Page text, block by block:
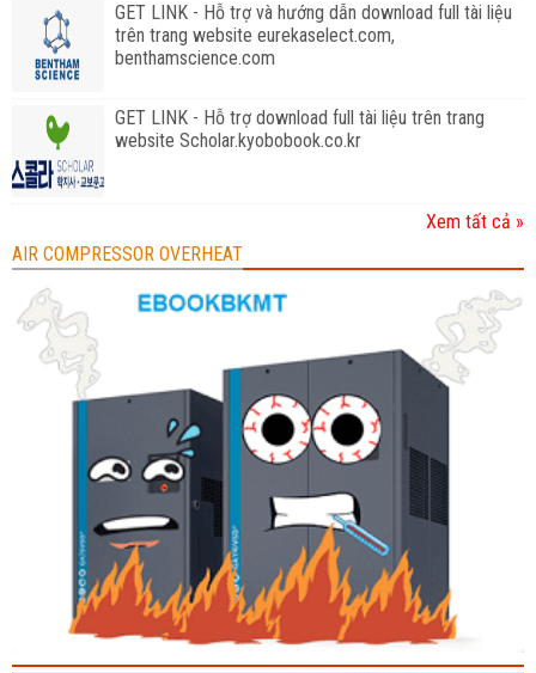
GET LINK - Hỗ trợ và hướng dẫn download full tài liệu
trên trang website eurekaselect.com,
benthamscience.com
GET LINK - Hỗ trợ download full tài liệu trên trang
website Scholar.kyobobook.co.kr
Xem tất cả »
AIR COMPRESSOR OVERHEAT